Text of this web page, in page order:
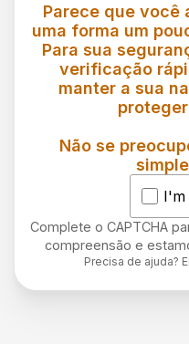
Parece que você
uma forma um
Para sua
verificação
manter a sua
Não se
I'm
Complete o CAPTCHA
compreensão e
Precisa de ajuda?